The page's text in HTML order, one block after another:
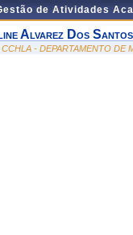
de Atividades
Alvarez Dos Santos
- DEPARTAMENTO DE